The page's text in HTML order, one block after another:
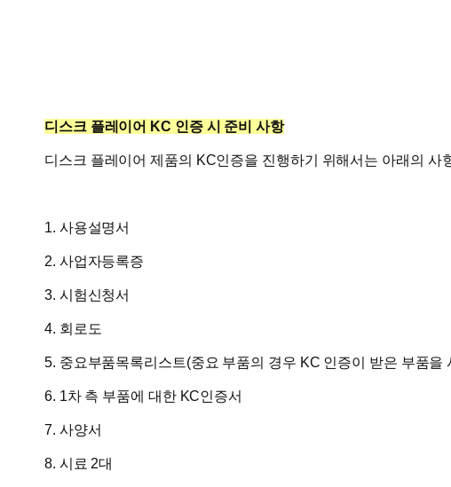
디스크 플레이어 KC 인증 시 준비 사항
디스크 플레이어 제품의 KC인증을 진행하기 위해서는 아래의 사
1. 사용설명서
2. 사업자등록증
3. 시험신청서
4. 회로도
5. 중요부품목록리스트(중요 부품의 경우 KC 인증이 받은 부품을
6. 1차 측 부품에 대한 KC인증서
7. 사양서
8. 시료 2대